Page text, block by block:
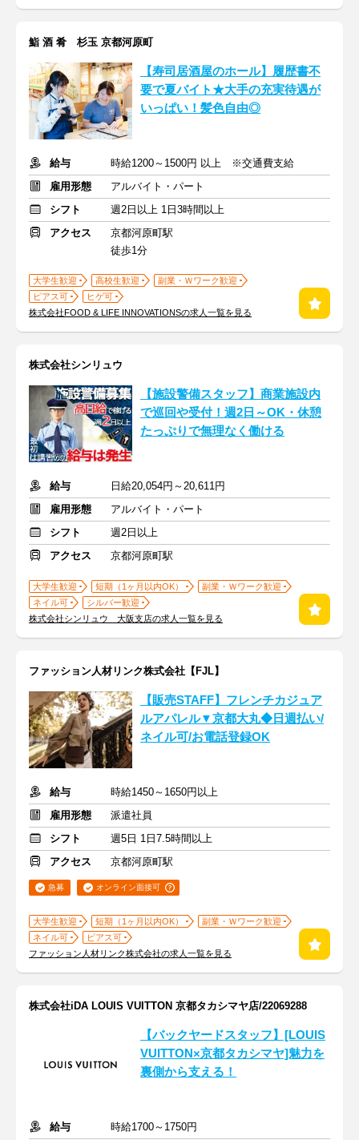
鮨 酒 肴 杉玉 京都河原町
【寿司居酒屋のホール】履歴書不
要で夏バイト★大手の充実待遇が
いっぱい！髪色自由◎
給与
時給1200～1500円 以上 ※交通費支給
雇用形態
アルバイト・パート
シフト
週2日以上 1日3時間以上
アクセス
京都河原町駅
徒歩1分
大学生歓迎 高校生歓迎
副業・Ｗワーク歓迎
ピアス可
ヒゲ可
株式会社FOOD & LIFE INNOVATIONSの求人一覧を見る
株式会社シンリュウ
【施設警備スタッフ】商業施設内
で巡回や受付！週2日～OK・休憩
たっぷりで無理なく働ける
給与
日給20,054円～20,611円
雇用形態
アルバイト・パート
シフト
週2日以上
アクセス
京都河原町駅
大学生歓迎 短期（1ヶ月以内OK）
副業・Ｗワーク歓迎
ネイル可
シルバー歓迎
株式会社シンリュウ 大阪支店の求人一覧を見る
ファッション人材リンク株式会社【FJL】
【販売STAFF】フレンチカジュア
ルアパレル▼京都大丸◆日週払い/
ネイル可/お電話登録OK
給与
時給1450～1650円以上
雇用形態
派遣社員
シフト
週5日 1日7.5時間以上
アクセス
京都河原町駅
急募 オンライン面接可
大学生歓迎 短期（1ヶ月以内OK）
副業・Ｗワーク歓迎
ネイル可
ピアス可
ファッション人材リンク株式会社の求人一覧を見る
株式会社iDA LOUIS VUITTON 京都タカシマヤ店/22069288
【バックヤードスタッフ】[LOUIS
VUITTON×京都タカシマヤ]魅力を
裏側から支える！
給与
時給1700～1750円